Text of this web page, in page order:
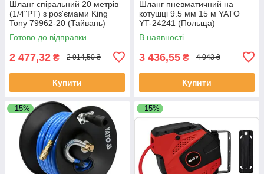
Шланг спіральний 20 метрів
(1/4"PT) з роз'ємами King
Tony 79962-20 (Тайвань)
Готово до відправки
2 477,32 ₴ 2 914,50 ₴
Купити
Шланг пневматичний на
котушці 9.5 мм 15 м YATO
YT-24241 (Польща)
В наявності
3 436,55 ₴ 4 043 ₴
Купити
–15% –15%